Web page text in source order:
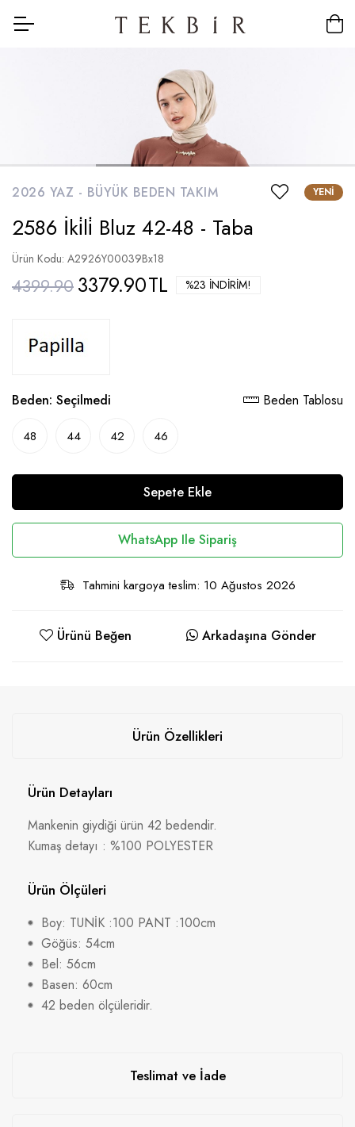
2026 YAZ - BÜYÜK BEDEN TAKIM YENI
2586 İki̇li̇ Bluz 42-48 - Taba
Ürün Kodu: A2926Y00039Bx18
4399.90 3379.90TL %23 İNDIRIM!
Beden: Seçilmedi Beden Tablosu
48 44 42 46
Sepete Ekle
WhatsApp Ile Sipariş
Tahmini kargoya teslim: 10 Ağustos 2026
Ürünü Beğen Arkadaşına Gönder
Ürün Özellikleri
Ürün Detayları
Mankenin giydiği ürün 42 bedendir.
Kumaş detayı : %100 POLYESTER
Ürün Ölçüleri
Boy: TUNİK :100 PANT :100cm
Göğüs: 54cm
Bel: 56cm
Basen: 60cm
42 beden ölçüleridir.
Teslimat ve İade